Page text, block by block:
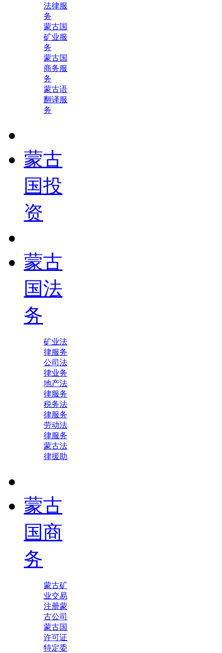
法律服
务
蒙古国
矿业服
务
蒙古国
商务服
务
蒙古语
翻译服
务
蒙古
国投
资
蒙古
国法
务
矿业法
律服务
公司法
律业务
地产法
律服务
税务法
律服务
劳动法
律服务
蒙古法
律援助
蒙古
国商
务
蒙古矿
业交易
注册蒙
古公司
蒙古国
许可证
特定委